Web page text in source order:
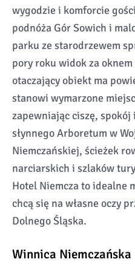
wygodzie i komforcie
podnóża Gór Sowich i
parku ze starodrzewem
pory roku widok za
otaczający obiekt ma
stanowi wymarzone
zapewniając ciszę,
słynnego Arboretum w
Niemczańskiej, ścieżek
narciarskich i szlaków
Hotel Niemcza to idealne
chcą się na własne oczy
Dolnego Śląska.
Winnica Niemczańska